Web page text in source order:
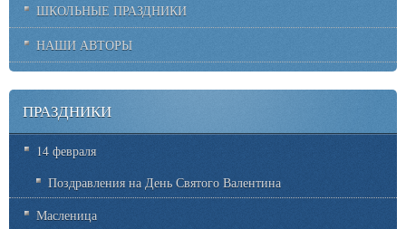
ШКОЛЬНЫЕ ПРАЗДНИКИ
НАШИ АВТОРЫ
ПРАЗДНИКИ
14 февраля
Поздравления на День Святого Валентина
Масленица